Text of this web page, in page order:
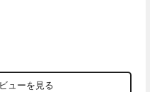
ューを見る